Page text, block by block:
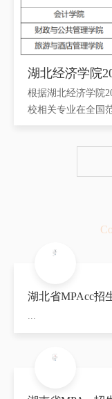
湖北经济学院
根据湖北经济学院
校相关专业在全国
湖北省MPAcc招
...